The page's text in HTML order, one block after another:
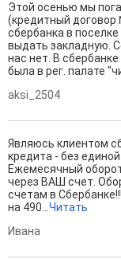
Этой осенью мы
(кредитный
сбербанка в
выдать закладную.
нас нет. В
была в рег. палате
aksi_2504
Являюсь клиентом
кредита - без
Ежемесячный
через ВАШ счет.
счетам в
на 490...Читать
Ивана